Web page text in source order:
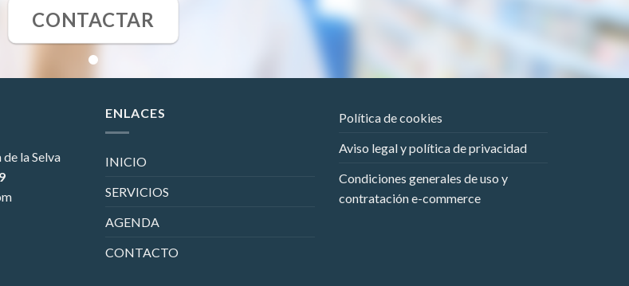
CONTACTAR
de la Selva
ENLACES
INICIO
SERVICIOS
AGENDA
CONTACTO
Política de cookies
Aviso legal y política de privacidad
Condiciones generales de uso y
contratación e-commerce